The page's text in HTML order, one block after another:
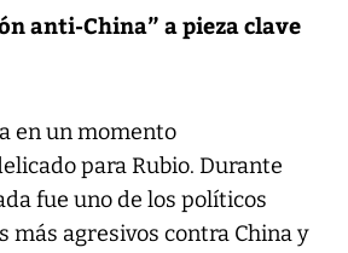
anti-China” a pieza clave
en un momento
para Rubio. Durante
fue uno de los políticos
más agresivos contra China y